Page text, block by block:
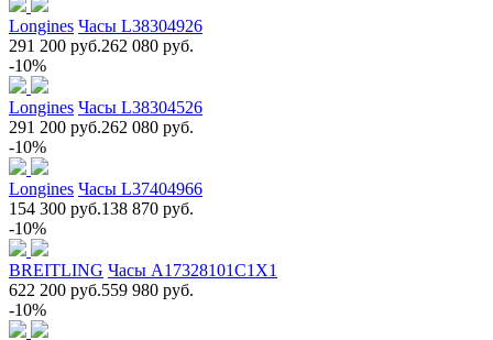
Longines Часы L38304926
291 200 руб.262 080 руб.
-10%
Longines Часы L38304526
291 200 руб.262 080 руб.
-10%
Longines Часы L37404966
154 300 руб.138 870 руб.
-10%
BREITLING Часы A17328101C1X1
622 200 руб.559 980 руб.
-10%